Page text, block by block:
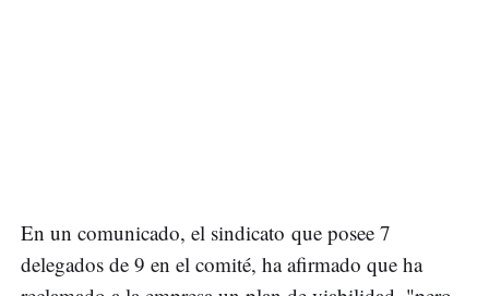
En un comunicado, el sindicato que posee 7
delegados de 9 en el comité, ha afirmado que ha